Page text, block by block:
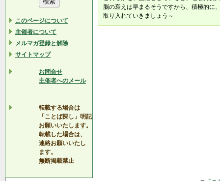
このページについて
主催者について
メルマガ登録と解除
サイトマップ
お問合せ
主催者へのメール
転載する場合は
「ことば探し」明記
お願いいたします。
転載した場合は、
連絡お願いいたし
ます。
無断掲載禁止
脳の衰えは早まるそうですから、積極的に
取り入れていきましょう～